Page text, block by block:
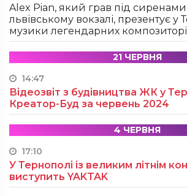
Alex Pian, який грав під
львівському вокзалі, презентує у
музики легендарних
21 ЧЕРВНЯ
14:47
Відеозвіт з будівництва ЖК у
Креатор-Буд за червень 2024
4 ЧЕРВНЯ
17:10
У Тернополі із великим літнім
виступить YAKTAK